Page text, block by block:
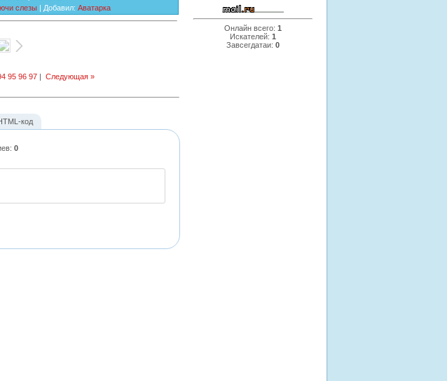
Онлайн всего: 1
Искателей: 1
Завсегдатаи: 0
слезы | Добавил: Аватарка
95 96 97 | Следующая »
: 0
код